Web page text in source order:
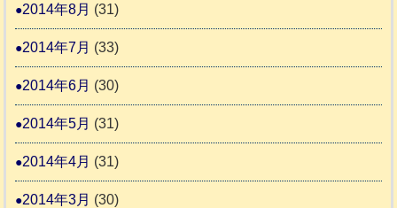
2014年8月 (31)
2014年7月 (33)
2014年6月 (30)
2014年5月 (31)
2014年4月 (31)
2014年3月 (30)